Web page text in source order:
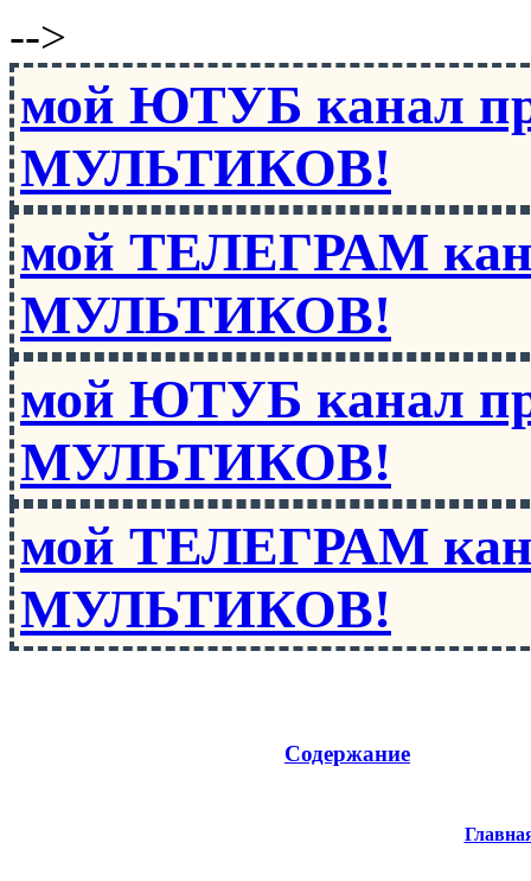
-->
мой ЮТУБ канал
МУЛЬТИКОВ!
мой ТЕЛЕГРАМ
МУЛЬТИКОВ!
мой ЮТУБ канал
МУЛЬТИКОВ!
мой ТЕЛЕГРАМ
МУЛЬТИКОВ!
Содержание